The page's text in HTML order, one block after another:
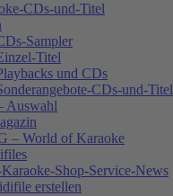
CDs-und-Titel
Sampler
Titel
und CDs
CDs-und-Titel
Auswahl
– World of Karaoke
Shop-Service-News
erstellen